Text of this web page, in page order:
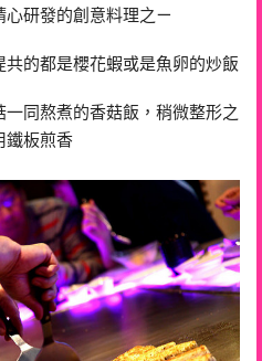
研發的創意料理之ㄧ
的都是櫻花蝦或是魚卵的炒飯
同熬煮的香菇飯，稍微整形之
鐵板煎香